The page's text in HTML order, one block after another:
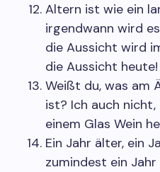
Altern ist wie ein
irgendwann wird
die Aussicht wird
die Aussicht heute!
Weißt du, was am
ist? Ich auch nicht,
einem Glas Wein
Ein Jahr älter, ein
zumindest ein